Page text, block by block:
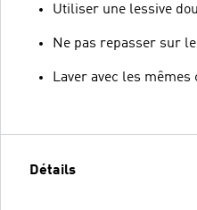
Utiliser une lessive
Ne pas repasser sur
Laver avec les mêmes
Détails